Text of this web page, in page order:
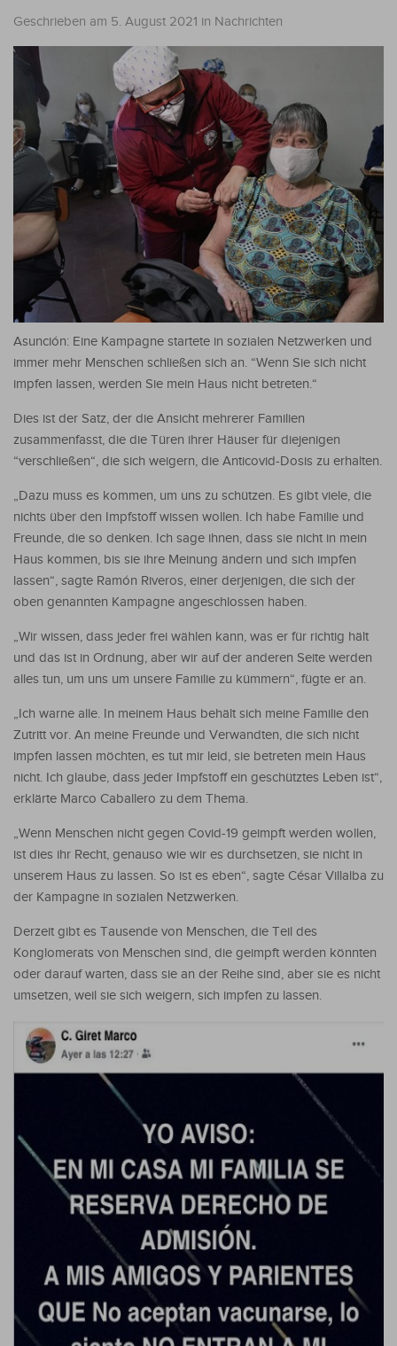
Geschrieben am 5. August 2021 in Nachrichten
Asunción: Eine Kampagne startete in sozialen Netzwerken und
immer mehr Menschen schließen sich an. “Wenn Sie sich nicht
impfen lassen, werden Sie mein Haus nicht betreten.“
Dies ist der Satz, der die Ansicht mehrerer Familien
zusammenfasst, die die Türen ihrer Häuser für diejenigen
“verschließen“, die sich weigern, die Anticovid-Dosis zu erhalten.
„Dazu muss es kommen, um uns zu schützen. Es gibt viele, die
nichts über den Impfstoff wissen wollen. Ich habe Familie und
Freunde, die so denken. Ich sage ihnen, dass sie nicht in mein
Haus kommen, bis sie ihre Meinung ändern und sich impfen
lassen“, sagte Ramón Riveros, einer derjenigen, die sich der
oben genannten Kampagne angeschlossen haben.
„Wir wissen, dass jeder frei wählen kann, was er für richtig hält
und das ist in Ordnung, aber wir auf der anderen Seite werden
alles tun, um uns um unsere Familie zu kümmern“, fügte er an.
„Ich warne alle. In meinem Haus behält sich meine Familie den
Zutritt vor. An meine Freunde und Verwandten, die sich nicht
impfen lassen möchten, es tut mir leid, sie betreten mein Haus
nicht. Ich glaube, dass jeder Impfstoff ein geschütztes Leben ist“,
erklärte Marco Caballero zu dem Thema.
„Wenn Menschen nicht gegen Covid-19 geimpft werden wollen,
ist dies ihr Recht, genauso wie wir es durchsetzen, sie nicht in
unserem Haus zu lassen. So ist es eben“, sagte César Villalba zu
der Kampagne in sozialen Netzwerken.
Derzeit gibt es Tausende von Menschen, die Teil des
Konglomerats von Menschen sind, die geimpft werden könnten
oder darauf warten, dass sie an der Reihe sind, aber sie es nicht
umsetzen, weil sie sich weigern, sich impfen zu lassen.